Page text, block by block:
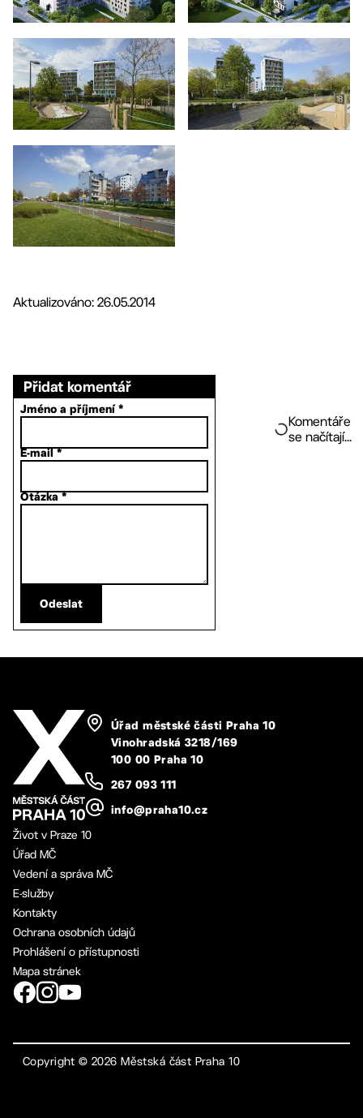
Aktualizováno: 26.05.2014
Přidat komentář
Jméno a příjmení *
E-mail *
Otázka *
Odeslat
Komentáře
se načítají...
Úřad městské části Praha 10
Vinohradská 3218/169
100 00 Praha 10
267 093 111
info@praha10.cz
Život v Praze 10
Úřad MČ
Vedení a správa MČ
E-služby
Kontakty
Ochrana osobních údajů
Prohlášení o přístupnosti
Mapa stránek
Copyright ©2026 Městská část Praha 10